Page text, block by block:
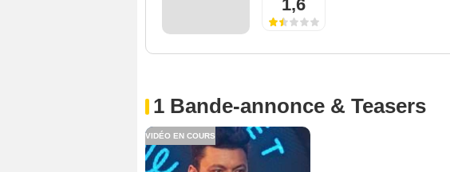
1,6
1 Bande-annonce & Teasers
VIDÉO EN COURS